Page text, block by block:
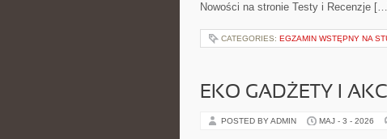
Nowości na stronie Testy i Recenzje
CATEGORIES: EGZAMIN WSTĘPNY NA
EKO GADŻETY I
POSTED BY ADMIN MAJ - 3 - 2026